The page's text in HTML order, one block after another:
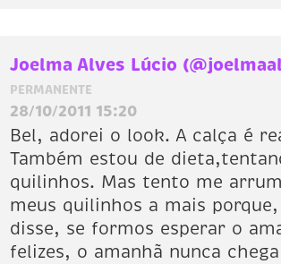
Joelma Alves Lúcio
PERMANENTE
28/10/2011 15:20
Bel, adorei o look. A calça é
Também estou de
quilinhos. Mas tento me
meus quilinhos a mais
disse, se formos esperar o
felizes, o amanhã nunca